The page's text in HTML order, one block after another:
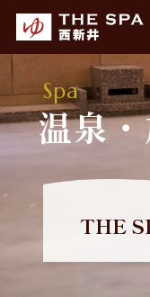
Spa
温泉
THE